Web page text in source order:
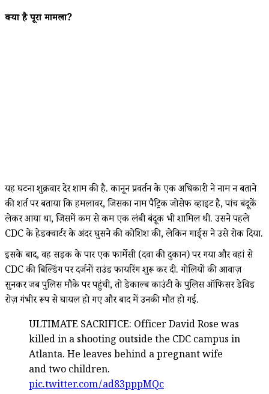
क्या है पूरा मामला?
यह घटना शुक्रवार देर शाम की है. कानून प्रवर्तन के एक अधिकारी ने नाम न बताने
की शर्त पर बताया कि हमलावर, जिसका नाम पैट्रिक जोसेफ व्हाइट है, पांच बंदूकें
लेकर आया था, जिसमें कम से कम एक लंबी बंदूक भी शामिल थी. उसने पहले
CDC के हेडक्वार्टर के अंदर घुसने की कोशिश की, लेकिन गार्ड्स ने उसे रोक दिया.
इसके बाद, वह सड़क के पार एक फार्मेसी (दवा की दुकान) पर गया और वहां से
CDC की बिल्डिंग पर दर्जनों राउंड फायरिंग शुरू कर दी. गोलियों की आवाज़
सुनकर जब पुलिस मौके पर पहुंची, तो डेकाल्ब काउंटी के पुलिस ऑफिसर डेविड
रोज़ गंभीर रूप से घायल हो गए और बाद में उनकी मौत हो गई.
ULTIMATE SACRIFICE: Officer David Rose was
killed in a shooting outside the CDC campus in
Atlanta. He leaves behind a pregnant wife
and two children.
pic.twitter.com/ad83pppMQc